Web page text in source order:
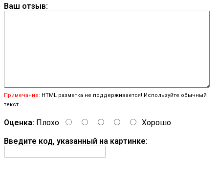
Ваш отзыв:
Примечание: HTML разметка не поддерживается! Используйте обычный
текст.
Оценка: Плохо
Хорошо
Введите код, указанный на картинке: